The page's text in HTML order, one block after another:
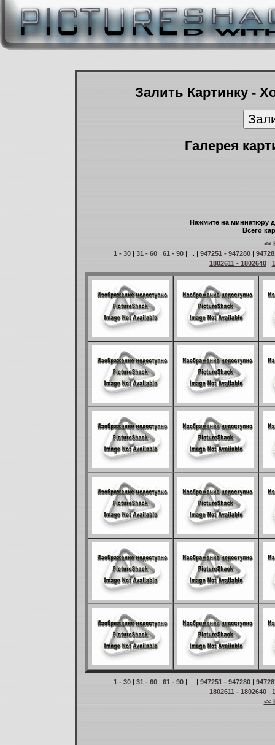
Залить Картинку -
Галерея
Нажмите на миниатюру
Всего
<<
1 - 30 | 31 - 60 | 61 - 90 | ... | 947251 - 947280 |
1802611 - 1802640|
1 - 30 | 31 - 60 | 61 - 90 | ... | 947251 - 947280 |
1802611 - 1802640|
<<